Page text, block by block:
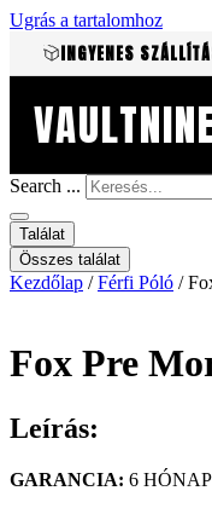
Ugrás a tartalomhoz
INGYENES
Search ...
Találat
Összes találat
Kezdőlap /Férfi Póló /
Fox Pre
Leírás:
GARANCIA: 6 HÓNAP